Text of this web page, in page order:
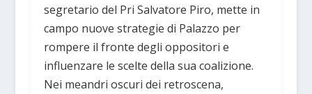
segretario del Pri Salvatore Piro, mette in
campo nuove strategie di Palazzo per
rompere il fronte degli oppositori e
influenzare le scelte della sua coalizione.
Nei meandri oscuri dei retroscena,